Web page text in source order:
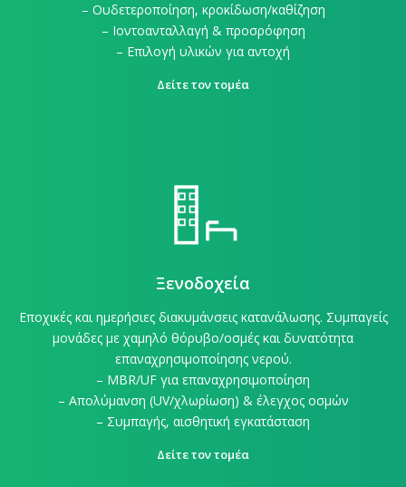
– Ουδετεροποίηση, κροκίδωση/καθίζηση
– Ιοντοανταλλαγή & προσρόφηση
– Επιλογή υλικών για αντοχή
Δείτε τον τομέα
Ξενοδοχεία
Εποχικές και ημερήσιες διακυμάνσεις κατανάλωσης. Συμπαγείς
μονάδες με χαμηλό θόρυβο/οσμές και δυνατότητα
επαναχρησιμοποίησης νερού.
– MBR/UF για επαναχρησιμοποίηση
– Απολύμανση (UV/χλωρίωση) & έλεγχος οσμών
– Συμπαγής, αισθητική εγκατάσταση
Δείτε τον τομέα